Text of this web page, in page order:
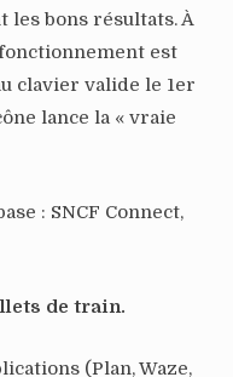
les bons résultats. À
est
clavier valide le 1er
lance la « vraie
: SNCF Connect,
de train.
(Plan, Waze,